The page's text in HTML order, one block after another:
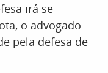
irá se
o advogado
pela defesa de